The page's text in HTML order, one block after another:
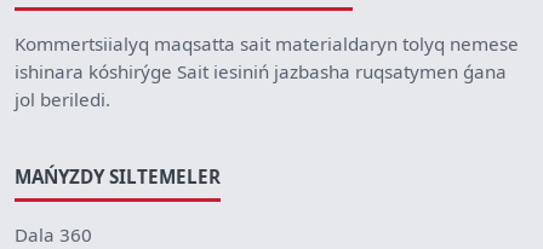
Kommertsiialyq maqsatta sait materialdaryn tolyq nemese
ishinara kóshirýge Sait iesiniń jazbasha ruqsatymen ǵana
jol beriledi.
MAŃYZDY SILTEMELER
Dala 360